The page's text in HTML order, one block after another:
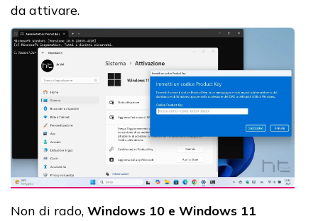
da attivare.
Non di rado, Windows 10 e Windows 11